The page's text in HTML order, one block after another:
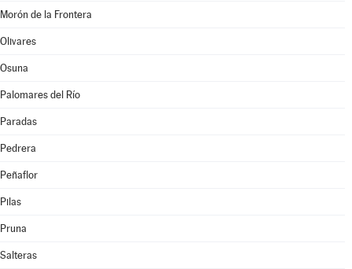
Morón de la Frontera
Olivares
Osuna
Palomares del Río
Paradas
Pedrera
Peñaflor
Pilas
Pruna
Salteras